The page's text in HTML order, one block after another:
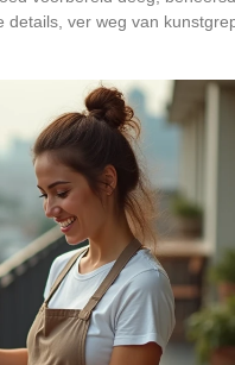
ver weg van